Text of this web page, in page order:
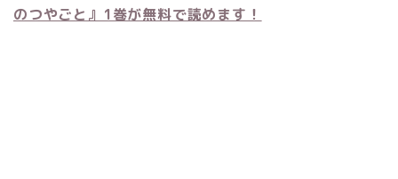
のつやごと』1巻が無料で読めます！